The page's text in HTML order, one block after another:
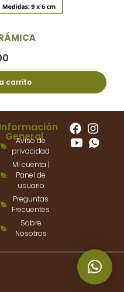
carrito
Información
General
Aviso de
privacidad
Mi cuenta |
Panel de
usuario
Preguntas
Frecuentes
Sobre
Nosotros